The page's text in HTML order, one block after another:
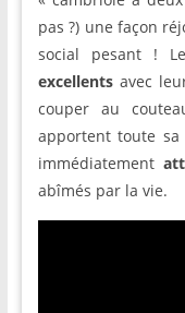
pas ?) une façon
social pesant !
excellentsavec
couper au
apportent toute
immédiatement
abîmés par la vie.